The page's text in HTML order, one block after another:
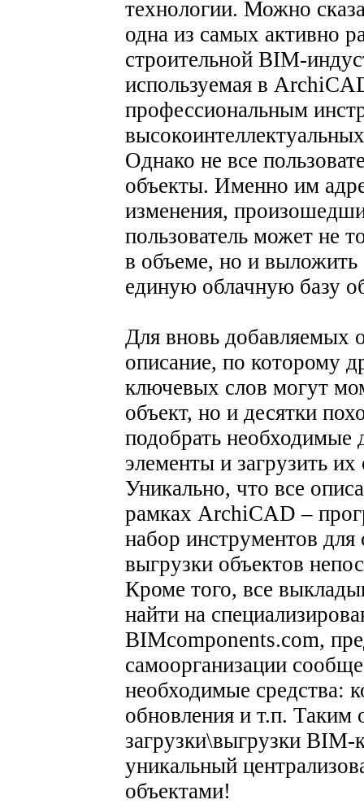
технологии. Можно
одна из самых активно
строительной BIM-
используемая в
профессиональным
Однако не все
объекты. Именно им
изменения,
пользователь может не
в объеме, но и
единую облачную базу
Для вновь добавляемых
описание, по которому
ключевых слов могут
объект, но и десятки
подобрать необходимые
элементы и загрузить
Уникально, что все
рамках ArchiCAD –
набор инструментов для
выгрузки объектов
Кроме того, все
найти на
BIMcomponents.com,
самоорганизации
необходимые средства:
обновления и т.п. Таким
загрузки\выгрузки
уникальный
объектами!